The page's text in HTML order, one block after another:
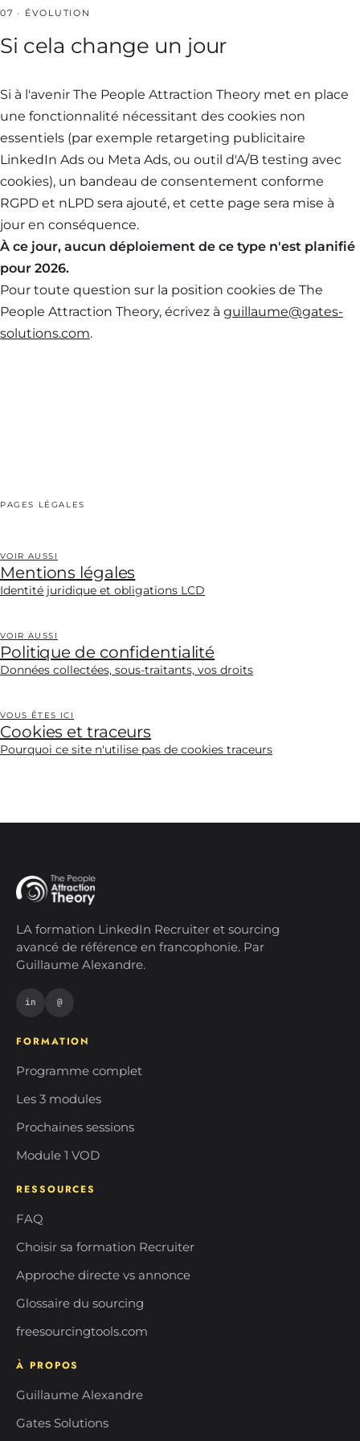
07 · ÉVOLUTION
Si cela change un jour
Si à l'avenir The People Attraction Theory met en place
une fonctionnalité nécessitant des cookies non
essentiels (par exemple retargeting publicitaire
LinkedIn Ads ou Meta Ads, ou outil d'A/B testing avec
cookies), un bandeau de consentement conforme
RGPD et nLPD sera ajouté, et cette page sera mise à
jour en conséquence.
À ce jour, aucun déploiement de ce type n'est planifié
pour 2026.
Pour toute question sur la position cookies de The
People Attraction Theory, écrivez à guillaume@gates-
solutions.com.
PAGES LÉGALES
VOIR AUSSI
Mentions légales
Identité juridique et obligations LCD
VOIR AUSSI
Politique de confidentialité
Données collectées, sous-traitants, vos droits
VOUS ÊTES ICI
Cookies et traceurs
Pourquoi ce site n'utilise pas de cookies traceurs
LA formation LinkedIn Recruiter et sourcing
avancé de référence en francophonie. Par
Guillaume Alexandre.
in @
FORMATION
Programme complet
Les 3 modules
Prochaines sessions
Module 1 VOD
RESSOURCES
FAQ
Choisir sa formation Recruiter
Approche directe vs annonce
Glossaire du sourcing
freesourcingtools.com
À PROPOS
Guillaume Alexandre
Gates Solutions